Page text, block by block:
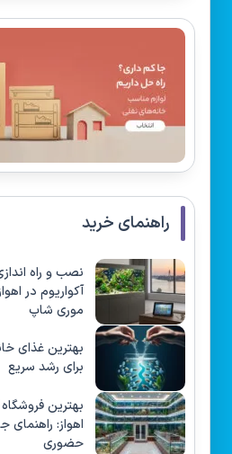
راهنمای خرید
نصب و راه‌
آکواریوم در
موری شاپ
بهترین غذای
برای رشد سریع
بهترین
اهواز: راهنمای
حضوری